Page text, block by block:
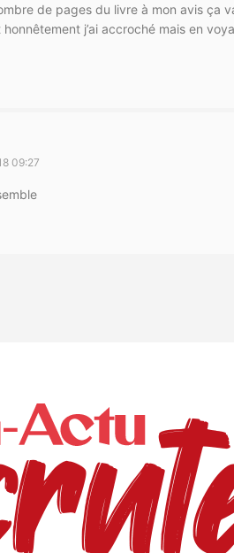
de pages du livre à mon avis ça
j’ai accroché mais en
09:27